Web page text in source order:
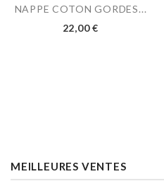
NAPPE COTON GORDES...
22,00 €
MEILLEURES VENTES